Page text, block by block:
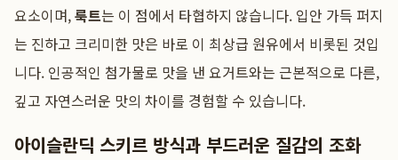
요소이며,룩트는 이 점에서 타협하지 않습니다. 입안 가득 퍼지
는 진하고 크리미한 맛은 바로 이 최상급 원유에서 비롯된 것입
니다. 인공적인 첨가물로 맛을 낸 요거트와는 근본적으로 다른,
깊고 자연스러운 맛의 차이를 경험할 수 있습니다.
아이슬란딕 스키르 방식과 부드러운 질감의 조화